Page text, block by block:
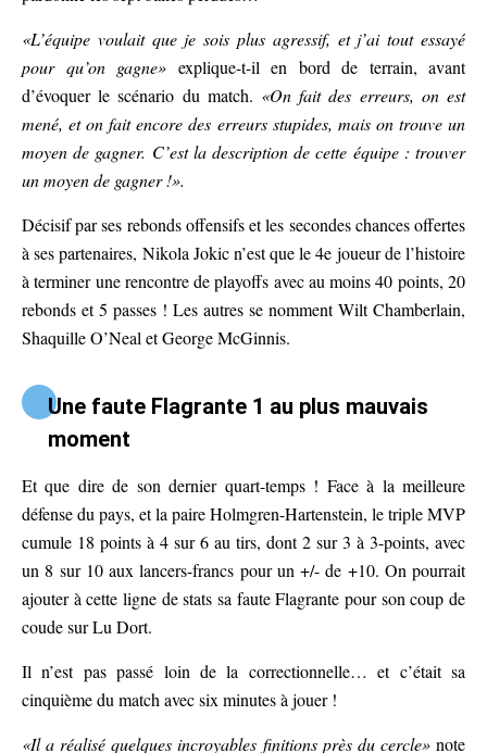
«L’équipe voulait que je sois plus agressif, et j’ai tout essayé
pour qu’on gagne» explique-t-il en bord de terrain, avant
d’évoquer le scénario du match. «On fait des erreurs, on est
mené, et on fait encore des erreurs stupides, mais on trouve un
moyen de gagner. C’est la description de cette équipe : trouver
un moyen de gagner !».
Décisif par ses rebonds offensifs et les secondes chances offertes
à ses partenaires, Nikola Jokic n’est que le 4e joueur de l’histoire
à terminer une rencontre de playoffs avec au moins 40 points, 20
rebonds et 5 passes ! Les autres se nomment Wilt Chamberlain,
Shaquille O’Neal et George McGinnis.
Une faute Flagrante 1 au plus mauvais
moment
Et que dire de son dernier quart-temps ! Face à la meilleure
défense du pays, et la paire Holmgren-Hartenstein, le triple MVP
cumule 18 points à 4 sur 6 au tirs, dont 2 sur 3 à 3-points, avec
un 8 sur 10 aux lancers-francs pour un +/- de +10. On pourrait
ajouter à cette ligne de stats sa faute Flagrante pour son coup de
coude sur Lu Dort.
Il n’est pas passé loin de la correctionnelle… et c’était sa
cinquième du match avec six minutes à jouer !
«Il a réalisé quelques incroyables finitions près du cercle»note